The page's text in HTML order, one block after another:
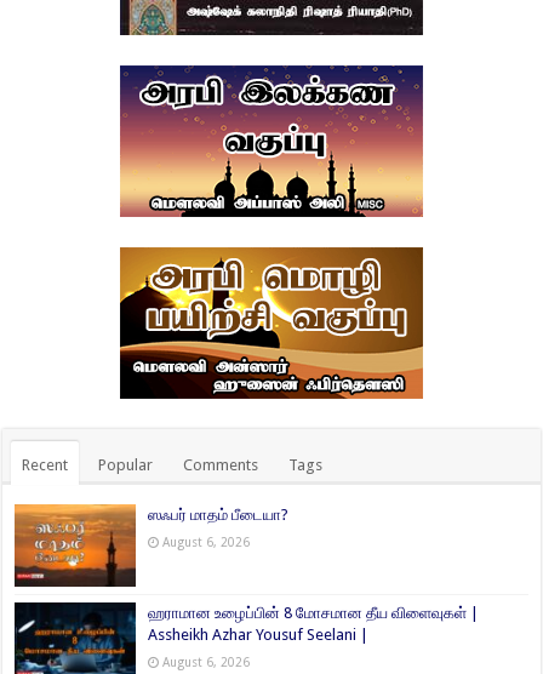
Recent Popular Comments Tags
ஸஃபர் மாதம் பீடையா?
August 6, 2026
ஹராமான உழைப்பின் 8 மோசமான தீய விளைவுகள் |
Assheikh Azhar Yousuf Seelani |
August 6, 2026